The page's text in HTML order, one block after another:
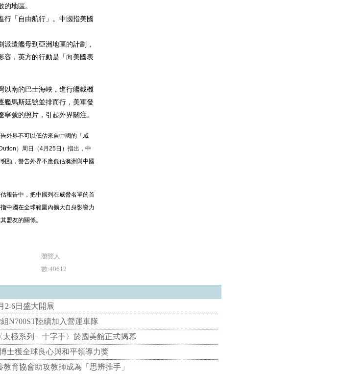
地區。
行「自由航行」。中國指美國
遣艦母到亞洲地區的計劃，
容，英方的行動是「向美國表
以南的巴士海峽，進行艦載機
艦馬斯廷號並排而行，美軍發
號的照片，引起外界關注。
外界不可以低估來自中國的「威
）周日（4月25日）指出，中
顯，警告外界不應低估澳洲與中國
報告中，把中國列在威脅名單的首
中國在全球範圍內擴大自身影響力
盟友的關係。
瀏覽人
數:40612
2-6日盛大開展
N700ST陸續加入營運車隊
極系列－十字手〉於國美館正式揭幕
士獲全球良心與和平領導力獎
育協會助攻教師成為「思辨推手」